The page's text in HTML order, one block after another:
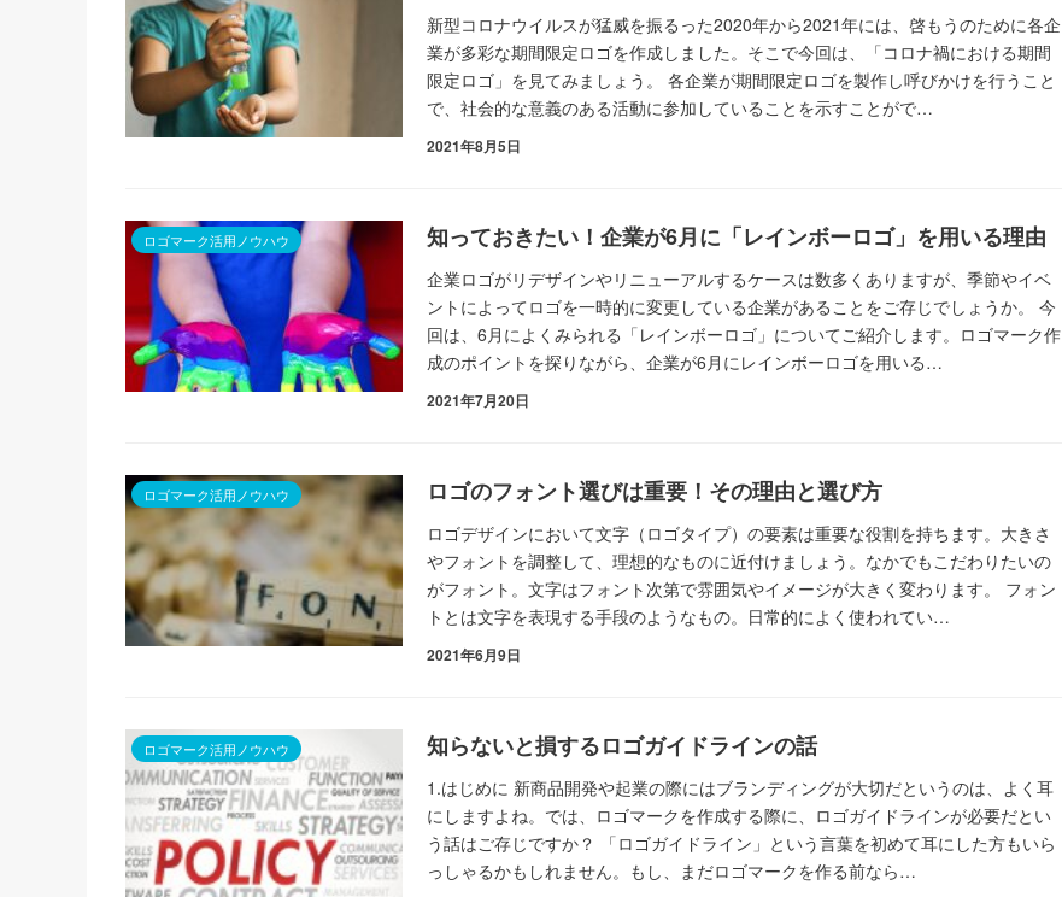
新型コロナウイルスが猛威を振るった2020年から2021年には、啓もうのために各企
業が多彩な期間限定ロゴを作成しました。そこで今回は、「コロナ禍における期間
限定ロゴ」を見てみましょう。 各企業が期間限定ロゴを製作し呼びかけを行うこと
で、社会的な意義のある活動に参加していることを示すことがで…
2021年8月5日
ロゴマーク活用ノウハウ 知っておきたい！企業が6月に「レインボーロゴ」を用いる理由
企業ロゴがリデザインやリニューアルするケースは数多くありますが、季節やイベ
ントによってロゴを一時的に変更している企業があることをご存じでしょうか。 今
回は、6月によくみられる「レインボーロゴ」についてご紹介します。ロゴマーク作
成のポイントを探りながら、企業が6月にレインボーロゴを用いる…
2021年7月20日
ロゴマーク活用ノウハウ ロゴのフォント選びは重要！その理由と選び方
ロゴデザインにおいて文字（ロゴタイプ）の要素は重要な役割を持ちます。大きさ
やフォントを調整して、理想的なものに近付けましょう。なかでもこだわりたいの
がフォント。文字はフォント次第で雰囲気やイメージが大きく変わります。 フォン
トとは文字を表現する手段のようなもの。日常的によく使われてい…
2021年6月9日
ロゴマーク活用ノウハウ 知らないと損するロゴガイドラインの話
1.はじめに 新商品開発や起業の際にはブランディングが大切だというのは、よく耳
にしますよね。では、ロゴマークを作成する際に、ロゴガイドラインが必要だとい
う話はご存じですか？ 「ロゴガイドライン」という言葉を初めて耳にした方もいら
っしゃるかもしれません。もし、まだロゴマークを作る前なら…